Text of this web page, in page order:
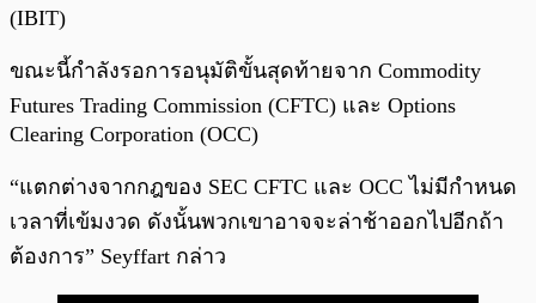
(IBIT)
ขณะนี้กำลังรอการอนุมัติขั้นสุดท้ายจาก Commodity
Futures Trading Commission (CFTC) และ Options
Clearing Corporation (OCC)
“แตกต่างจากกฎของ SEC CFTC และ OCC ไม่มีกำหนด
เวลาที่เข้มงวด ดังนั้นพวกเขาอาจจะล่าช้าออกไปอีกถ้า
ต้องการ” Seyffart กล่าว